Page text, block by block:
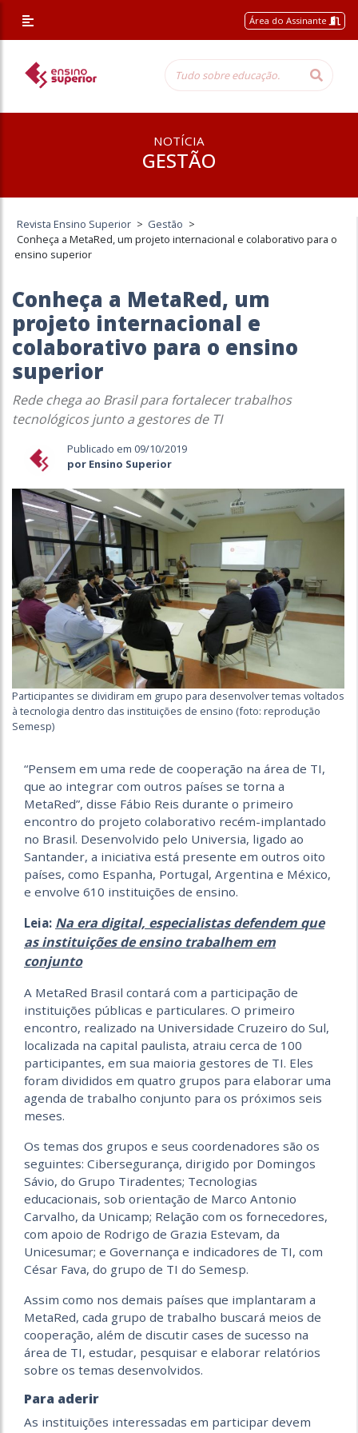
Área do Assinante
NOTÍCIA
GESTÃO
Revista Ensino Superior > Gestão >
Conheça a MetaRed, um projeto internacional e colaborativo para o
ensino superior
Conheça a MetaRed, um
projeto internacional e
colaborativo para o ensino
superior
Rede chega ao Brasil para fortalecer trabalhos
tecnológicos junto a gestores de TI
Publicado em 09/10/2019
por Ensino Superior
Participantes se dividiram em grupo para desenvolver temas voltados
à tecnologia dentro das instituições de ensino (foto: reprodução
Semesp)
“Pensem em uma rede de cooperação na área de TI,
que ao integrar com outros países se torna a
MetaRed”, disse Fábio Reis durante o primeiro
encontro do projeto colaborativo recém-implantado
no Brasil. Desenvolvido pelo Universia, ligado ao
Santander, a iniciativa está presente em outros oito
países, como Espanha, Portugal, Argentina e México,
e envolve 610 instituições de ensino.
Leia: Na era digital, especialistas defendem que
as instituições de ensino trabalhem em
conjunto
A MetaRed Brasil contará com a participação de
instituições públicas e particulares. O primeiro
encontro, realizado na Universidade Cruzeiro do Sul,
localizada na capital paulista, atraiu cerca de 100
participantes, em sua maioria gestores de TI. Eles
foram divididos em quatro grupos para elaborar uma
agenda de trabalho conjunto para os próximos seis
meses.
Os temas dos grupos e seus coordenadores são os
seguintes: Cibersegurança, dirigido por Domingos
Sávio, do Grupo Tiradentes; Tecnologias
educacionais, sob orientação de Marco Antonio
Carvalho, da Unicamp; Relação com os fornecedores,
com apoio de Rodrigo de Grazia Estevam, da
Unicesumar; e Governança e indicadores de TI, com
César Fava, do grupo de TI do Semesp.
Assim como nos demais países que implantaram a
MetaRed, cada grupo de trabalho buscará meios de
cooperação, além de discutir cases de sucesso na
área de TI, estudar, pesquisar e elaborar relatórios
sobre os temas desenvolvidos.
Para aderir
As instituições interessadas em participar devem